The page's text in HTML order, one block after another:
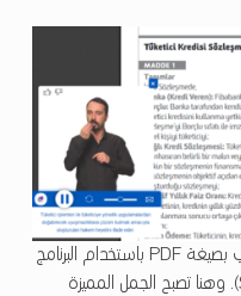
الشكل 2. لقطة شاشة من عقد بنك تركي بصيغة PDF باستخدام البرنامج
الإضافي للغة الإشارة من (SignForDeaf). وهنا تصبح الجمل المميزة